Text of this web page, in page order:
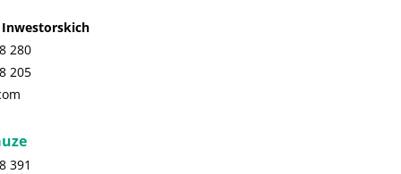
Inwestorskich
280
205
391